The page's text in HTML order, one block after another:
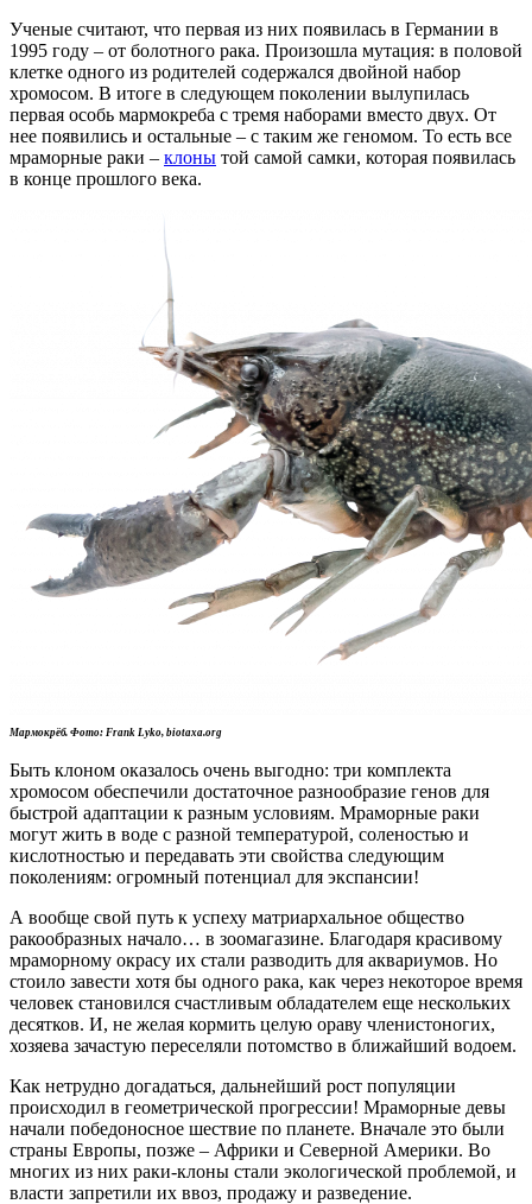
Ученые считают, что первая из них появилась в Германии в
1995 году – от болотного рака. Произошла мутация: в половой
клетке одного из родителей содержался двойной набор
хромосом. В итоге в следующем поколении вылупилась
первая особь мармокреба с тремя наборами вместо двух. От
нее появились и остальные – с таким же геномом. То есть все
мраморные раки – клоны той самой самки, которая появилась
в конце прошлого века.
Мармокрёб. Фото: Frank Lyko, biotaxa.org
Быть клоном оказалось очень выгодно: три комплекта
хромосом обеспечили достаточное разнообразие генов для
быстрой адаптации к разным условиям. Мраморные раки
могут жить в воде с разной температурой, соленостью и
кислотностью и передавать эти свойства следующим
поколениям: огромный потенциал для экспансии!
А вообще свой путь к успеху матриархальное общество
ракообразных начало… в зоомагазине. Благодаря красивому
мраморному окрасу их стали разводить для аквариумов. Но
стоило завести хотя бы одного рака, как через некоторое время
человек становился счастливым обладателем еще нескольких
десятков. И, не желая кормить целую ораву членистоногих,
хозяева зачастую переселяли потомство в ближайший водоем.
Как нетрудно догадаться, дальнейший рост популяции
происходил в геометрической прогрессии! Мраморные девы
начали победоносное шествие по планете. Вначале это были
страны Европы, позже – Африки и Северной Америки. Во
многих из них раки-клоны стали экологической проблемой, и
власти запретили их ввоз, продажу и разведение.